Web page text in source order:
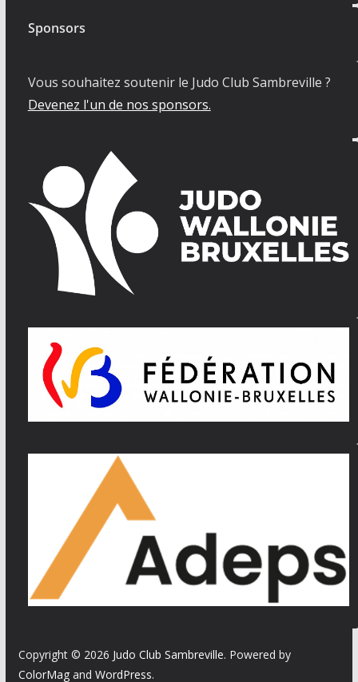
Sponsors
Vous souhaitez soutenir le Judo Club Sambreville ?
Devenez l'un de nos sponsors.
Copyright © 2026 Judo Club Sambreville. Powered by
ColorMagand WordPress.